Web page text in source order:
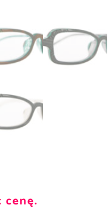
cenę.